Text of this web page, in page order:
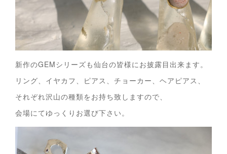
新作のGEMシリーズも仙台の皆様にお披露目出来ます。
リング、イヤカフ、ピアス、チョーカー、ヘアピアス、
それぞれ沢山の種類をお持ち致しますので、
会場にてゆっくりお選び下さい。